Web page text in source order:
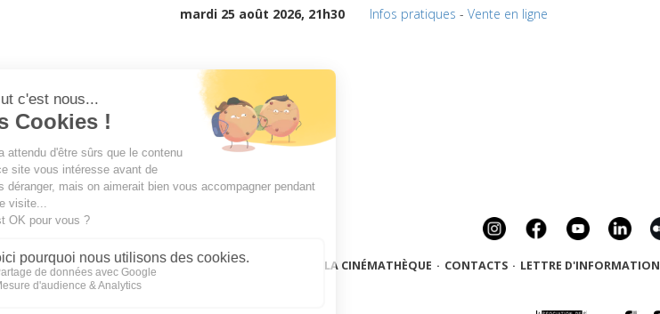
mardi 25 août 2026, 21h30
Infos pratiques - Vente en ligne
LA CINÉMATHÈQUE · CONTACTS · LETTRE D'INFORMATION